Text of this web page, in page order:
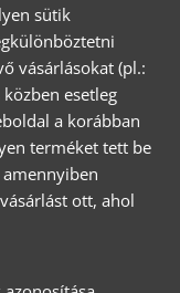
sütik
vásárlásokat (pl.:
esetleg
a korábban
terméket tett be
ott, ahol